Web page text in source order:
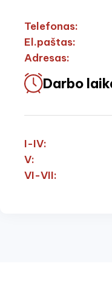
Telefonas:
El.paštas:
Adresas:
Darbo
I-IV:
V:
VI-VII: